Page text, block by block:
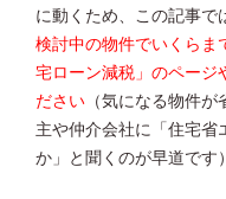
に動くため、この記事で
検討中の物件でいくらま
宅ローン減税」のページ
ださい （気になる物件
主や仲介会社に「住宅省
か」と聞くのが早道です